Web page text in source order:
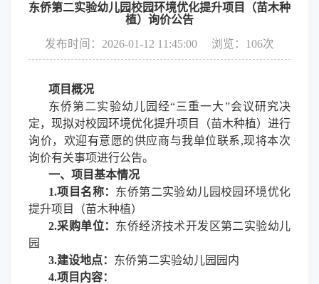
东侨第二实验幼儿园校园环境优化提升项目（苗木种
植）询价公告
发布时间：2026-01-12 11:45:00
浏览：106次
项目概况
东侨第二实验幼儿园 经“三重一大”会议研究决
定，现拟对校园环境优化提升项目（苗木种植）进行
询价，欢迎有意愿的供应商与我单位联系,现将本次
询价有关事项进行公告。
一、项目基本情况
1.项目名称： 东侨第二实验幼儿园校园环境优化
提升项目（苗木种植）
2.采购单位： 东侨经济技术开发区第二实验幼儿
园
3.建设地点： 东侨第二实验幼儿园园内
4.项目内容：